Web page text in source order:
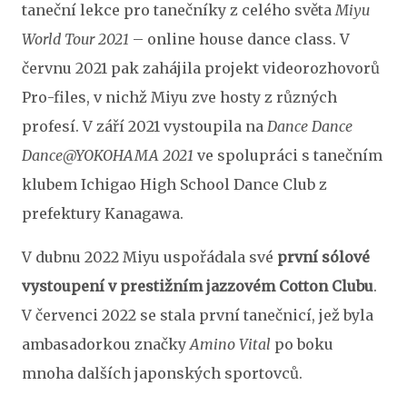
taneční lekce pro tanečníky z celého světaMiyu
World Tour 2021 – online house dance class. V
červnu 2021 pak zahájila projekt videorozhovorů
Pro-files, v nichž Miyu zve hosty z různých
profesí. V září 2021 vystoupila na Dance Dance
Dance@YOKOHAMA 2021 ve spolupráci s tanečním
klubem Ichigao High School Dance Club z
prefektury Kanagawa.
V dubnu 2022 Miyu uspořádala své první sólové
vystoupení v prestižním jazzovém Cotton Clubu.
V červenci 2022 se stala první tanečnicí, jež byla
ambasadorkou značkyAmino Vital po boku
mnoha dalších japonských sportovců.